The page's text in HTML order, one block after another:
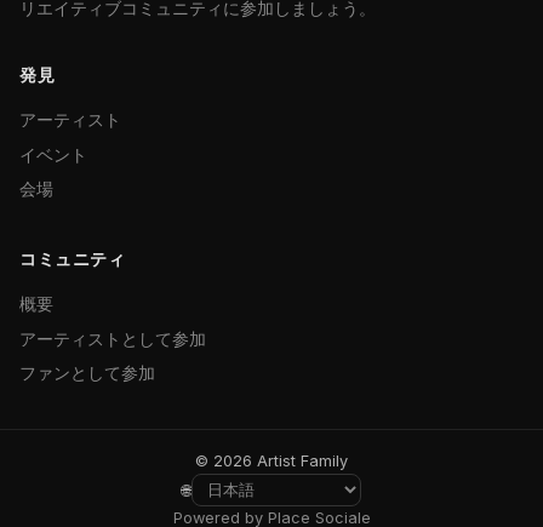
リエイティブコミュニティに参加しましょう。
発見
アーティスト
イベント
会場
コミュニティ
概要
アーティストとして参加
ファンとして参加
© 2026 Artist Family
🌐
Powered by Place Sociale